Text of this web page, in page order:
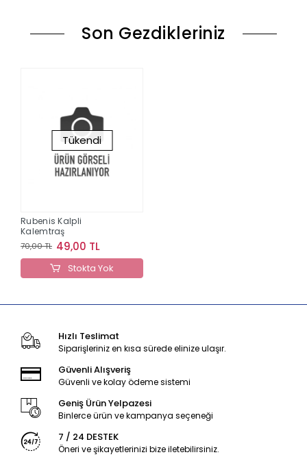
Son Gezdikleriniz
Tükendi
Rubenis Kalpli
Kalemtraş
70,00 TL 49,00 TL
Stokta Yok
Hızlı Teslimat
Siparişleriniz en kısa sürede elinize ulaşır.
Güvenli Alışveriş
Güvenli ve kolay ödeme sistemi
Geniş Ürün Yelpazesi
Binlerce ürün ve kampanya seçeneği
7 / 24 DESTEK
Öneri ve şikayetlerinizi bize iletebilirsiniz.